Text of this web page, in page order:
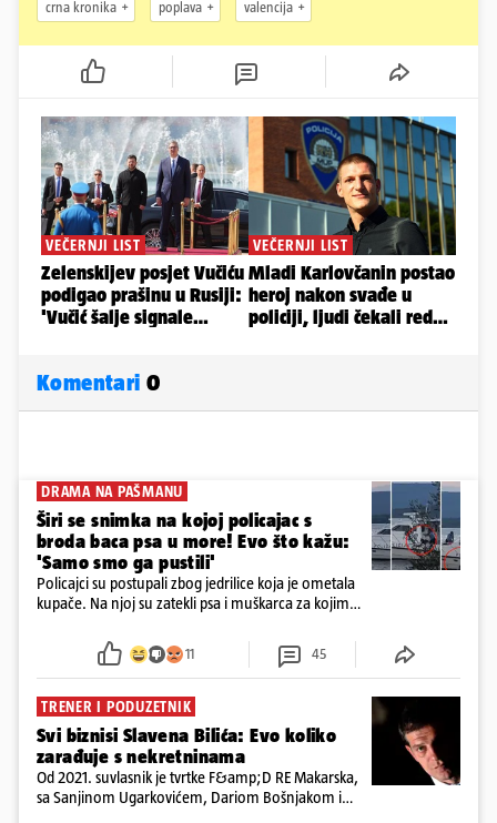
crna kronika poplava valencija
Komentari 0
DRAMA NA PAŠMANU
Širi se snimka na kojoj policajac s
broda baca psa u more! Evo što kažu:
'Samo smo ga pustili'
Policajci su postupali zbog jedrilice koja je ometala
kupače. Na njoj su zatekli psa i muškarca za kojim
ga uhitili, a psa je preuzeo komunalni redar
11 45
TRENER I PODUZETNIK
Svi biznisi Slavena Bilića: Evo koliko
zarađuje s nekretninama
Od 2021. suvlasnik je tvrtke F&amp;D RE Makarska,
sa Sanjinom Ugarkovićem, Dariom Bošnjakom i